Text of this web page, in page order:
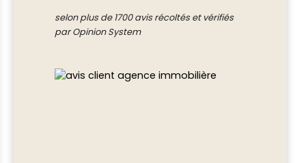
selon plus de 1700 avis récoltés et vérifiés
par Opinion System